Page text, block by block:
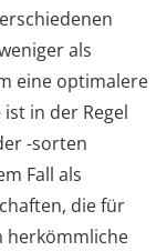
als
eine optimalere
in der Regel
-sorten
Fall als
die für
herkömmliche